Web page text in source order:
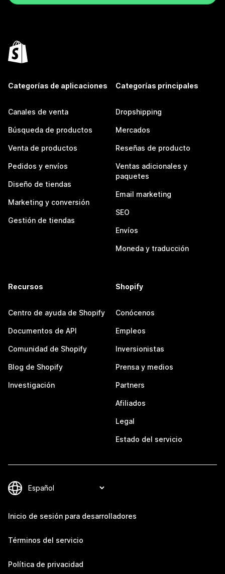
Categorías de aplicaciones
Canales de venta
Búsqueda de productos
Venta de productos
Pedidos y envíos
Diseño de tiendas
Marketing y conversión
Gestión de tiendas
Categorías principales
Dropshipping
Mercados
Reseñas de producto
Ventas adicionales y
paquetes
Email marketing
SEO
Envíos
Moneda y traducción
Recursos
Centro de ayuda de Shopify
Documentos de API
Comunidad de Shopify
Blog de Shopify
Investigación
Shopify
Conócenos
Empleos
Inversionistas
Prensa y medios
Partners
Afiliados
Legal
Estado del servicio
Inicio de sesión para desarrolladores
Términos del servicio
Política de privacidad